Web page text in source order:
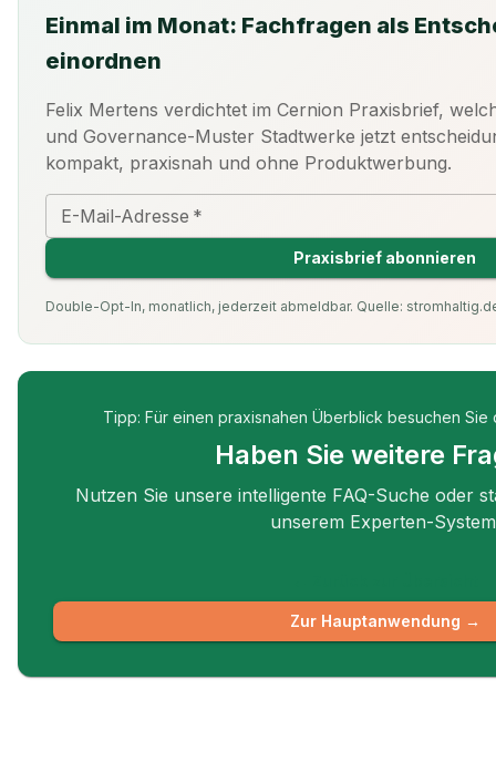
Einmal im Monat: Fachfragen als
einordnen
Felix Mertens verdichtet im Cernion Praxisbrief,
und Governance-Muster Stadtwerke jetzt
kompakt, praxisnah und ohne Produktwerbung.
E-Mail-Adresse *
Praxisbrief abonnieren
Double-Opt-In, monatlich, jederzeit abmeldbar. Quelle:
Tipp: Für einen praxisnahen Überblick besuchen Sie
Haben Sie weitere
Nutzen Sie unsere intelligente FAQ-Suche oder
unserem Experten-
Zur Hauptanwendung →